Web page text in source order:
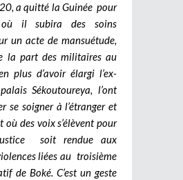
a quitté la Guinée pour
il subira des soins
un acte de mansuétude,
la part des militaires au
plus d’avoir élargi l’ex-
Sékoutoureya, l’ont
se soigner à l’étranger et
où des voix s’élèvent pour
soit rendue aux
liées au troisième
de Boké. C’est un geste